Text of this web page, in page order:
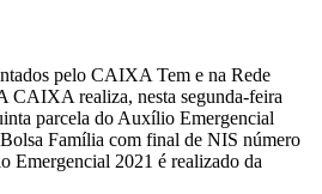
pelo CAIXA Tem e na Rede
realiza, nesta segunda-feira
parcela do Auxílio Emergencial
Família com final de NIS número
Emergencial 2021 é realizado da